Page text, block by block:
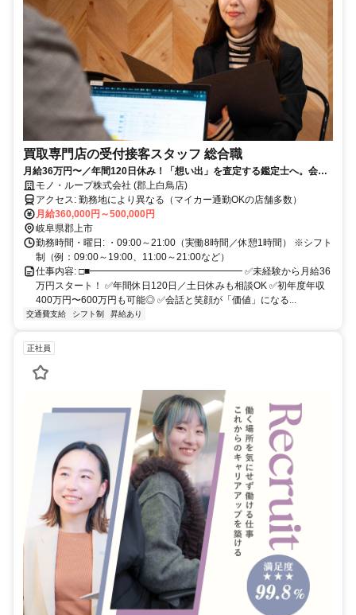
買取専門店の受付接客スタッフ 総合職
月給36万円〜／年間120日休み！「想い出」を査定する鑑定士へ。会話
を楽しみながら稼げる未経験歓迎の仕事
モノ・ループ株式会社 (郡上白鳥店)
アクセス: 勤務地により異なる（マイカー通勤OKの店舗多数）
月給360,000円～500,000円
岐阜県郡上市
勤務時間・曜日: ・09:00～21:00（実働8時間／休憩1時間） ※シフト
制（例：09:00～19:00、11:00～21:00など）
仕事内容: □■━━━━━━━━━━━━━━━━ ✅未経験から月給36
万円スタート！ ✅年間休日120日／土日休みも相談OK ✅初年度年収
400万円〜600万円も可能◎ ✅会話と笑顔が「価値」になる...
交通費支給 シフト制 昇給あり
正社員